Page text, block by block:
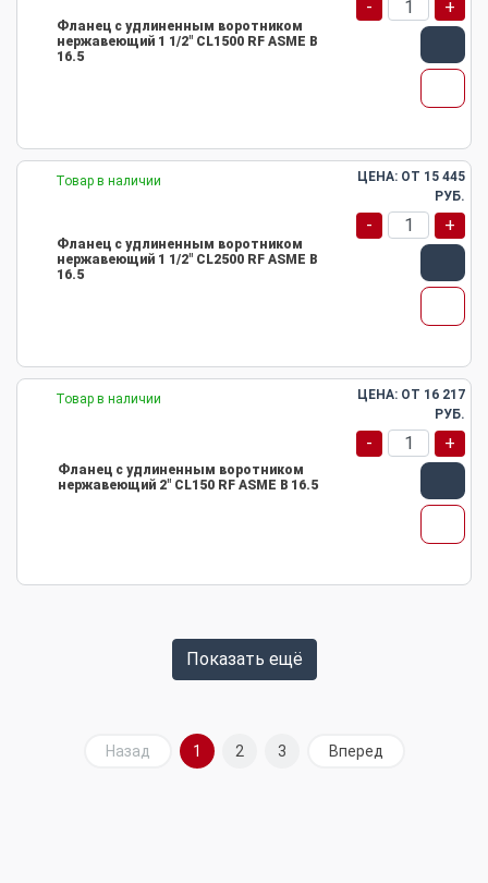
Фланец с удлиненным воротником
нержавеющий 1 1/2" CL1500 RF ASME B
16.5
- +
Товар в наличии
Фланец с удлиненным воротником
нержавеющий 1 1/2" CL2500 RF ASME B
16.5
ЦЕНА: ОТ 15 445
РУБ.
- +
Товар в наличии
Фланец с удлиненным воротником
нержавеющий 2" CL150 RF ASME B 16.5
ЦЕНА: ОТ 16 217
РУБ.
- +
Показать ещё
Назад 1 2 3 Вперед